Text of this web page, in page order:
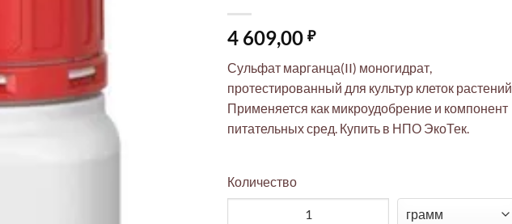
4 609,00 ₽
Сульфат марганца(II) моногидрат,
протестированный для культур клеток растений.
Применяется как микроудобрение и компонент
питательных сред. Купить в НПО ЭкоТек.
Количество